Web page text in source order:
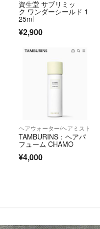
資生堂 サブリミッ
ク ワンダーシールド 1
25ml
¥2,900
ヘアウォーター/ヘアミスト
TAMBURINS：ヘアパ
フューム CHAMO
¥4,000